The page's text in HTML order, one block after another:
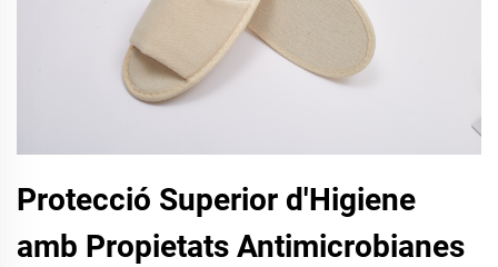
Protecció Superior d'Higiene
amb Propietats Antimicrobianes